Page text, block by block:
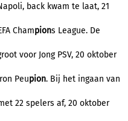
back kwam te laat, 21
Champions League. De
voor Jong PSV, 20 oktober
Peupion. Bij het ingaan van
22 spelers af, 20 oktober